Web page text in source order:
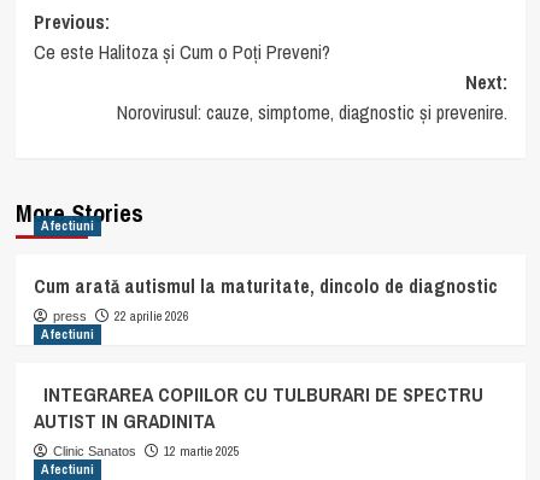
Post
navigation
Previous:
Ce este Halitoza și Cum o Poți Preveni?
Next:
Norovirusul: cauze, simptome, diagnostic și prevenire.
More Stories
Afectiuni
Cum arată autismul la maturitate, dincolo de diagnostic
press
22 aprilie 2026
Afectiuni
INTEGRAREA COPIILOR CU TULBURARI DE SPECTRU
AUTIST IN GRADINITA
Clinic Sanatos
12 martie 2025
Afectiuni